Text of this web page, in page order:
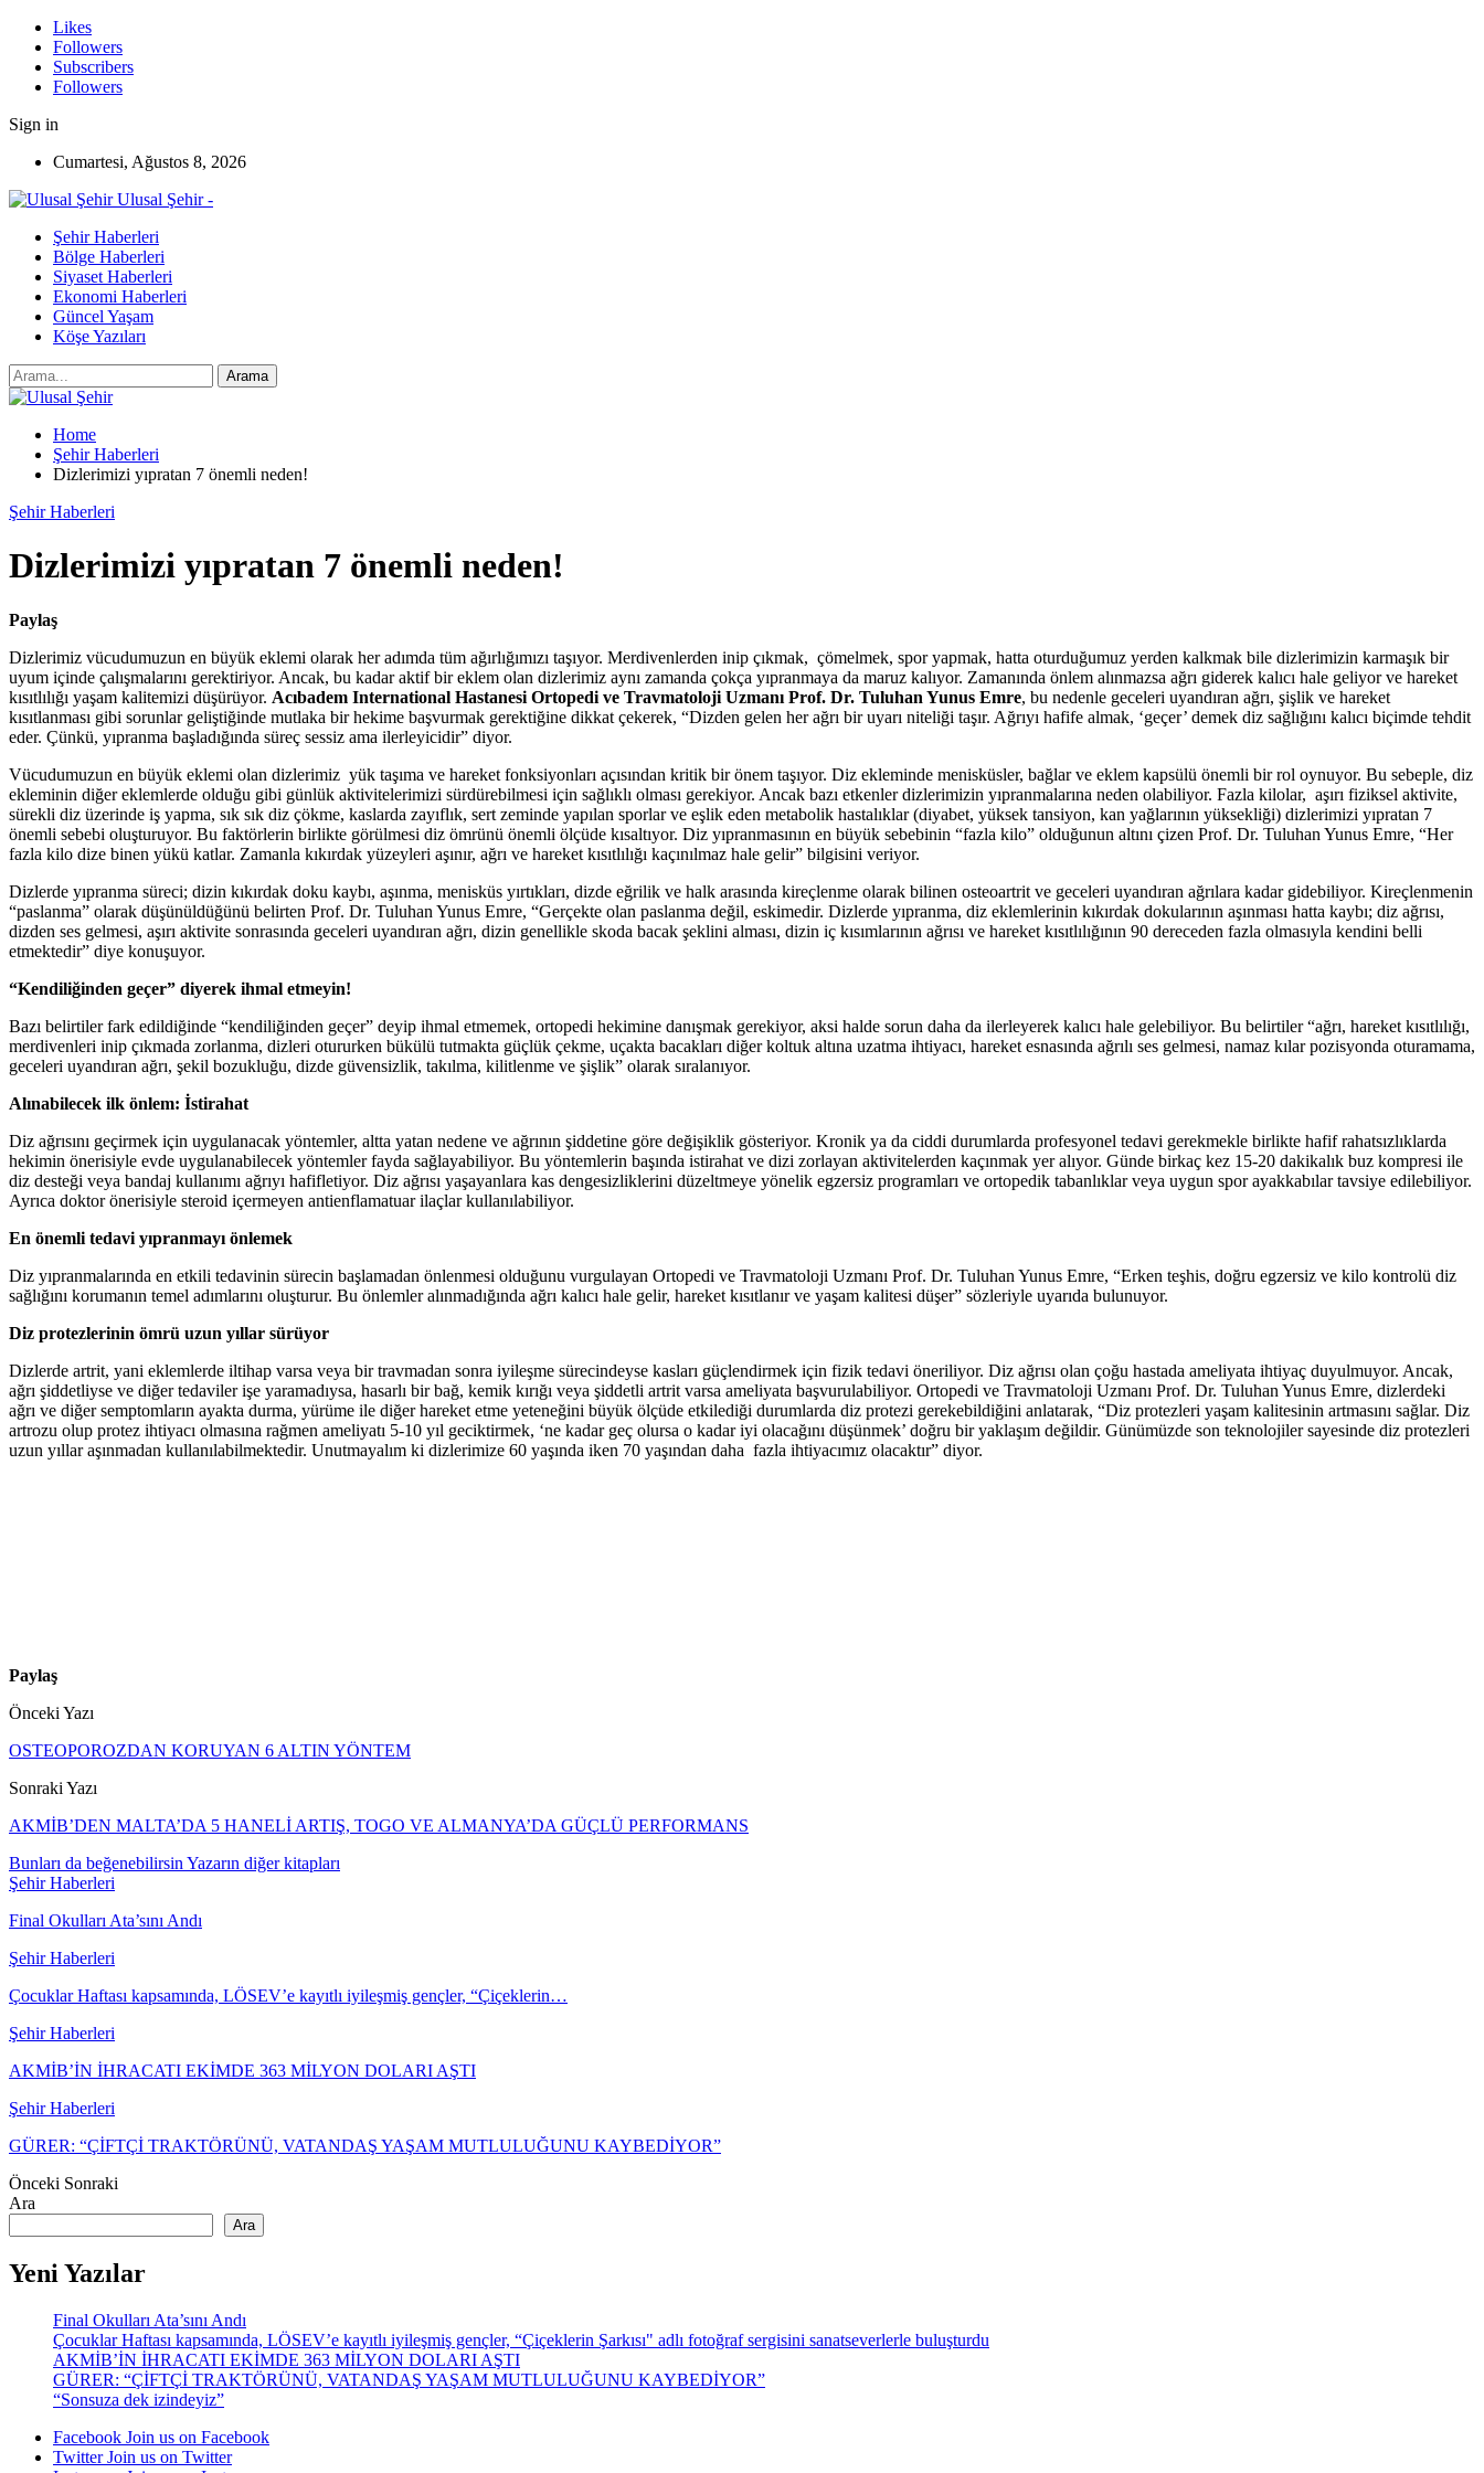
Likes
Followers
Subscribers
Followers
Sign in
Cumartesi, Ağustos 8, 2026
Ulusal Şehir -
Şehir Haberleri
Bölge Haberleri
Siyaset Haberleri
Ekonomi Haberleri
Güncel Yaşam
Köşe Yazıları
Home
Şehir Haberleri
Dizlerimizi yıpratan 7 önemli neden!
Şehir Haberleri
Dizlerimizi yıpratan 7 önemli neden!
Paylaş
Dizlerimiz vücudumuzun en büyük eklemi olarak her adımda tüm ağırlığımızı taşıyor. Merdivenlerden inip çıkmak, çömelmek, spor yapmak, hatta oturduğumuz yerden kalkmak bile dizlerimizin karmaşık bir
uyum içinde çalışmalarını gerektiriyor. Ancak, bu kadar aktif bir eklem olan dizlerimiz aynı zamanda çokça yıpranmaya da maruz kalıyor. Zamanında önlem alınmazsa ağrı giderek kalıcı hale geliyor ve hareket
kısıtlılığı yaşam kalitemizi düşürüyor. Acıbadem International Hastanesi Ortopedi ve Travmatoloji Uzmanı Prof. Dr. Tuluhan Yunus Emre, bu nedenle geceleri uyandıran ağrı, şişlik ve hareket
kısıtlanması gibi sorunlar geliştiğinde mutlaka bir hekime başvurmak gerektiğine dikkat çekerek, “Dizden gelen her ağrı bir uyarı niteliği taşır. Ağrıyı hafife almak, ‘geçer’ demek diz sağlığını kalıcı biçimde tehdit
eder. Çünkü, yıpranma başladığında süreç sessiz ama ilerleyicidir” diyor.
Vücudumuzun en büyük eklemi olan dizlerimiz yük taşıma ve hareket fonksiyonları açısından kritik bir önem taşıyor. Diz ekleminde menisküsler, bağlar ve eklem kapsülü önemli bir rol oynuyor. Bu sebeple, diz
ekleminin diğer eklemlerde olduğu gibi günlük aktivitelerimizi sürdürebilmesi için sağlıklı olması gerekiyor. Ancak bazı etkenler dizlerimizin yıpranmalarına neden olabiliyor. Fazla kilolar, aşırı fiziksel aktivite,
sürekli diz üzerinde iş yapma, sık sık diz çökme, kaslarda zayıflık, sert zeminde yapılan sporlar ve eşlik eden metabolik hastalıklar (diyabet, yüksek tansiyon, kan yağlarının yüksekliği) dizlerimizi yıpratan 7
önemli sebebi oluşturuyor. Bu faktörlerin birlikte görülmesi diz ömrünü önemli ölçüde kısaltıyor. Diz yıpranmasının en büyük sebebinin “fazla kilo” olduğunun altını çizen Prof. Dr. Tuluhan Yunus Emre, “Her
fazla kilo dize binen yükü katlar. Zamanla kıkırdak yüzeyleri aşınır, ağrı ve hareket kısıtlılığı kaçınılmaz hale gelir” bilgisini veriyor.
Dizlerde yıpranma süreci; dizin kıkırdak doku kaybı, aşınma, menisküs yırtıkları, dizde eğrilik ve halk arasında kireçlenme olarak bilinen osteoartrit ve geceleri uyandıran ağrılara kadar gidebiliyor. Kireçlenmenin
“paslanma” olarak düşünüldüğünü belirten Prof. Dr. Tuluhan Yunus Emre, “Gerçekte olan paslanma değil, eskimedir. Dizlerde yıpranma, diz eklemlerinin kıkırdak dokularının aşınması hatta kaybı; diz ağrısı,
dizden ses gelmesi, aşırı aktivite sonrasında geceleri uyandıran ağrı, dizin genellikle skoda bacak şeklini alması, dizin iç kısımlarının ağrısı ve hareket kısıtlılığının 90 dereceden fazla olmasıyla kendini belli
etmektedir” diye konuşuyor.
“Kendiliğinden geçer” diyerek ihmal etmeyin!
Bazı belirtiler fark edildiğinde “kendiliğinden geçer” deyip ihmal etmemek, ortopedi hekimine danışmak gerekiyor, aksi halde sorun daha da ilerleyerek kalıcı hale gelebiliyor. Bu belirtiler “ağrı, hareket kısıtlılığı,
merdivenleri inip çıkmada zorlanma, dizleri otururken bükülü tutmakta güçlük çekme, uçakta bacakları diğer koltuk altına uzatma ihtiyacı, hareket esnasında ağrılı ses gelmesi, namaz kılar pozisyonda oturamama,
geceleri uyandıran ağrı, şekil bozukluğu, dizde güvensizlik, takılma, kilitlenme ve şişlik” olarak sıralanıyor.
Alınabilecek ilk önlem: İstirahat
Diz ağrısını geçirmek için uygulanacak yöntemler, altta yatan nedene ve ağrının şiddetine göre değişiklik gösteriyor. Kronik ya da ciddi durumlarda profesyonel tedavi gerekmekle birlikte hafif rahatsızlıklarda
hekimin önerisiyle evde uygulanabilecek yöntemler fayda sağlayabiliyor. Bu yöntemlerin başında istirahat ve dizi zorlayan aktivitelerden kaçınmak yer alıyor. Günde birkaç kez 15-20 dakikalık buz kompresi ile
diz desteği veya bandaj kullanımı ağrıyı hafifletiyor. Diz ağrısı yaşayanlara kas dengesizliklerini düzeltmeye yönelik egzersiz programları ve ortopedik tabanlıklar veya uygun spor ayakkabılar tavsiye edilebiliyor.
Ayrıca doktor önerisiyle steroid içermeyen antienflamatuar ilaçlar kullanılabiliyor.
En önemli tedavi yıpranmayı önlemek
Diz yıpranmalarında en etkili tedavinin sürecin başlamadan önlenmesi olduğunu vurgulayan Ortopedi ve Travmatoloji Uzmanı Prof. Dr. Tuluhan Yunus Emre, “Erken teşhis, doğru egzersiz ve kilo kontrolü diz
sağlığını korumanın temel adımlarını oluşturur. Bu önlemler alınmadığında ağrı kalıcı hale gelir, hareket kısıtlanır ve yaşam kalitesi düşer” sözleriyle uyarıda bulunuyor.
Diz protezlerinin ömrü uzun yıllar sürüyor
Dizlerde artrit, yani eklemlerde iltihap varsa veya bir travmadan sonra iyileşme sürecindeyse kasları güçlendirmek için fizik tedavi öneriliyor. Diz ağrısı olan çoğu hastada ameliyata ihtiyaç duyulmuyor. Ancak,
ağrı şiddetliyse ve diğer tedaviler işe yaramadıysa, hasarlı bir bağ, kemik kırığı veya şiddetli artrit varsa ameliyata başvurulabiliyor. Ortopedi ve Travmatoloji Uzmanı Prof. Dr. Tuluhan Yunus Emre, dizlerdeki
ağrı ve diğer semptomların ayakta durma, yürüme ile diğer hareket etme yeteneğini büyük ölçüde etkilediği durumlarda diz protezi gerekebildiğini anlatarak, “Diz protezleri yaşam kalitesinin artmasını sağlar. Diz
artrozu olup protez ihtiyacı olmasına rağmen ameliyatı 5-10 yıl geciktirmek, ‘ne kadar geç olursa o kadar iyi olacağını düşünmek’ doğru bir yaklaşım değildir. Günümüzde son teknolojiler sayesinde diz protezleri
uzun yıllar aşınmadan kullanılabilmektedir. Unutmayalım ki dizlerimize 60 yaşında iken 70 yaşından daha fazla ihtiyacımız olacaktır” diyor.
Paylaş
Önceki Yazı
OSTEOPOROZDAN KORUYAN 6 ALTIN YÖNTEM
Sonraki Yazı
AKMİB’DEN MALTA’DA 5 HANELİ ARTIŞ, TOGO VE ALMANYA’DA GÜÇLÜ PERFORMANS
Bunları da beğenebilirsin Yazarın diğer kitapları
Şehir Haberleri
Final Okulları Ata’sını Andı
Şehir Haberleri
Çocuklar Haftası kapsamında, LÖSEV’e kayıtlı iyileşmiş gençler, “Çiçeklerin…
Şehir Haberleri
AKMİB’İN İHRACATI EKİMDE 363 MİLYON DOLARI AŞTI
Şehir Haberleri
GÜRER: “ÇİFTÇİ TRAKTÖRÜNÜ, VATANDAŞ YAŞAM MUTLULUĞUNU KAYBEDİYOR”
Önceki Sonraki
Ara
Ara
Yeni Yazılar
Final Okulları Ata’sını Andı
Çocuklar Haftası kapsamında, LÖSEV’e kayıtlı iyileşmiş gençler, “Çiçeklerin Şarkısı" adlı fotoğraf sergisini sanatseverlerle buluşturdu
AKMİB’İN İHRACATI EKİMDE 363 MİLYON DOLARI AŞTI
GÜRER: “ÇİFTÇİ TRAKTÖRÜNÜ, VATANDAŞ YAŞAM MUTLULUĞUNU KAYBEDİYOR”
“Sonsuza dek izindeyiz”
Facebook Join us on Facebook
Twitter Join us on Twitter